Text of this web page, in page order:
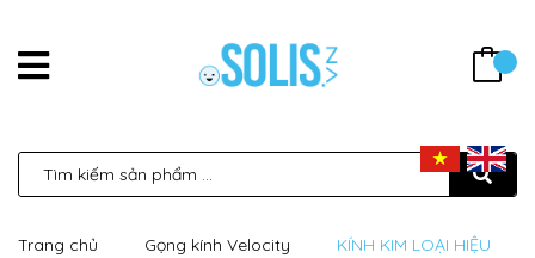
Trang chủ Gọng kính Velocity
KÍNH KIM LOẠI HIỆU